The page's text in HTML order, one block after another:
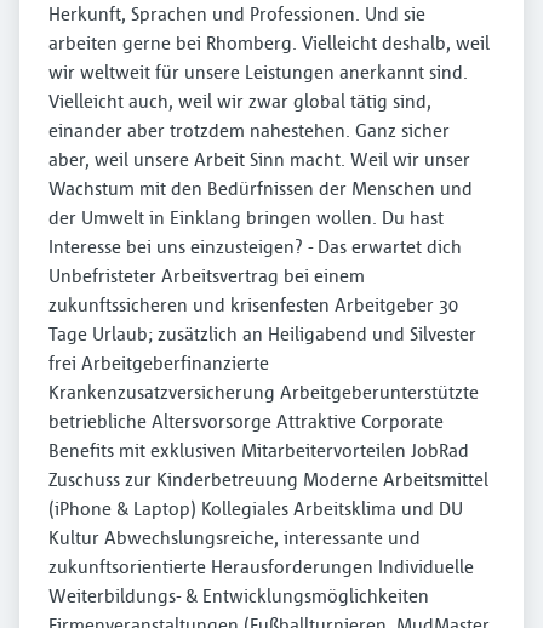
Herkunft, Sprachen und Professionen. Und sie
arbeiten gerne bei Rhomberg. Vielleicht deshalb, weil
wir weltweit für unsere Leistungen anerkannt sind.
Vielleicht auch, weil wir zwar global tätig sind,
einander aber trotzdem nahestehen. Ganz sicher
aber, weil unsere Arbeit Sinn macht. Weil wir unser
Wachstum mit den Bedürfnissen der Menschen und
der Umwelt in Einklang bringen wollen. Du hast
Interesse bei uns einzusteigen? - Das erwartet dich
Unbefristeter Arbeitsvertrag bei einem
zukunftssicheren und krisenfesten Arbeitgeber 30
Tage Urlaub; zusätzlich an Heiligabend und Silvester
frei Arbeitgeberfinanzierte
Krankenzusatzversicherung Arbeitgeberunterstützte
betriebliche Altersvorsorge Attraktive Corporate
Benefits mit exklusiven Mitarbeitervorteilen JobRad
Zuschuss zur Kinderbetreuung Moderne Arbeitsmittel
(iPhone & Laptop) Kollegiales Arbeitsklima und DU
Kultur Abwechslungsreiche, interessante und
zukunftsorientierte Herausforderungen Individuelle
Weiterbildungs- & Entwicklungsmöglichkeiten